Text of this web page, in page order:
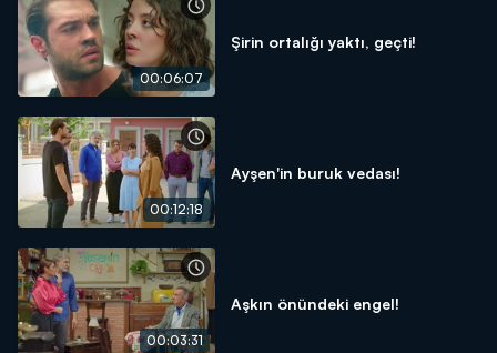
00:06:07
Şirin ortalığı yaktı, geçti!
00:12:18
Ayşen'in buruk vedası!
00:03:31
Aşkın önündeki engel!